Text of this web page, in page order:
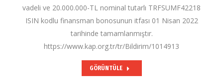
vadeli ve 20.000.000-TL nominal tutarlı TRFSUMF42218
ISIN kodlu finansman bonosunun itfası 01 Nisan 2022
tarihinde tamamlanmıştır.
https://www.kap.org.tr/tr/Bildirim/1014913
GÖRÜNTÜLE